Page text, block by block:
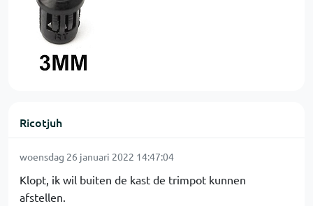
Ricotjuh
woensdag 26 januari 2022 14:47:04
Klopt, ik wil buiten de kast de trimpot kunnen
afstellen.